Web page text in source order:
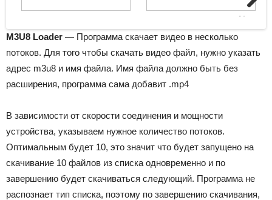
Next
M3U8 Loader — Программа скачает видео в несколько
потоков. Для того чтобы скачать видео файл, нужно указать
адрес m3u8 и имя файла. Имя файла должно быть без
расширения, программа сама добавит .mp4
В зависимости от скорости соединения и мощности
устройства, указываем нужное количество потоков.
Оптимальным будет 10, это значит что будет запущено на
скачивание 10 файлов из списка одновременно и по
завершению будет скачиваться следующий. Программа не
распознает тип списка, поэтому по завершению скачивания,